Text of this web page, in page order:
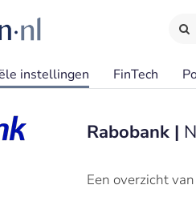
instellingen FinTech
Rabobank |
Een overzicht